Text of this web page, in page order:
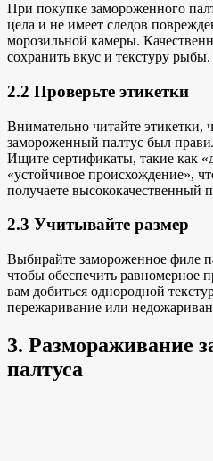
При покупке замороженного
цела и не имеет следов
морозильной камеры.
сохранить вкус и текстуру рыбы.
2.2 Проверьте этикетки
Внимательно читайте этикетки,
замороженный палтус был
Ищите сертификаты, такие как
«устойчивое происхождение»,
получаете высококачественный
2.3 Учитывайте размер
Выбирайте замороженное филе
чтобы обеспечить равномерное
вам добиться однородной
пережаривание или
3. Размораживание
палтуса